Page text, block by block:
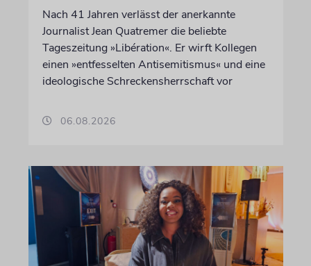
Nach 41 Jahren verlässt der anerkannte
Journalist Jean Quatremer die beliebte
Tageszeitung »Libération«. Er wirft Kollegen
einen »entfesselten Antisemitismus« und eine
ideologische Schreckensherrschaft vor
06.08.2026